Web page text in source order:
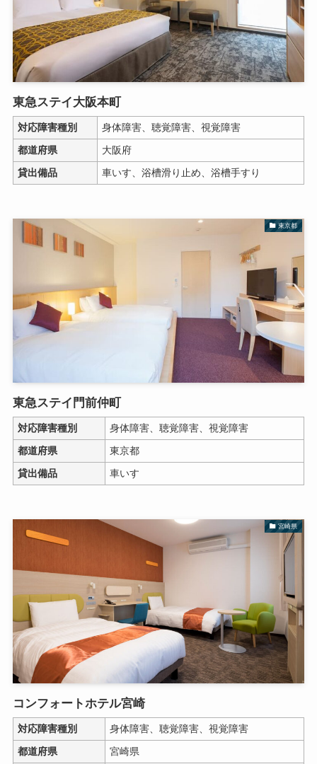
東急ステイ大阪本町
対応障害種別
身体障害、聴覚障害、視覚障害
都道府県
大阪府
貸出備品
車いす、浴槽滑り止め、浴槽手すり
東京都
東急ステイ門前仲町
対応障害種別
身体障害、聴覚障害、視覚障害
都道府県
東京都
貸出備品
車いす
宮崎県
コンフォートホテル宮崎
対応障害種別
身体障害、聴覚障害、視覚障害
都道府県
宮崎県